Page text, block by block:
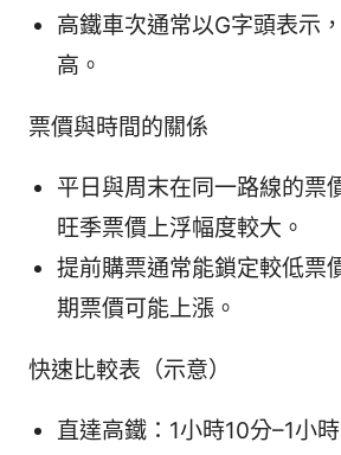
高鐵車次通常以G字頭表示
高。
票價與時間的關係
平日與周末在同一路線的票
旺季票價上浮幅度較大。
提前購票通常能鎖定較低票
期票價可能上漲。
快速比較表（示意）
直達高鐵：1小時10分–1小